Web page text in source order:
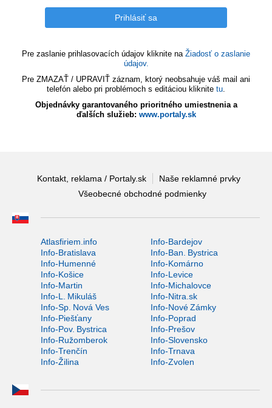
Pre zaslanie prihlasovacích údajov kliknite na Žiadosť o zaslanie
údajov.
Pre ZMAZAŤ / UPRAVIŤ záznam, ktorý neobsahuje váš mail ani
telefón alebo pri problémoch s editáciou kliknite tu.
Objednávky garantovaného prioritného umiestnenia a
ďalších služieb: www.portaly.sk
Kontakt, reklama / Portaly.sk
Naše reklamné prvky
Všeobecné obchodné podmienky
Atlasfiriem.info
Info-Bardejov
Info-Bratislava
Info-Ban. Bystrica
Info-Humenné
Info-Komárno
Info-Košice
Info-Levice
Info-Martin
Info-Michalovce
Info-L. Mikuláš
Info-Nitra.sk
Info-Sp. Nová Ves
Info-Nové Zámky
Info-Piešťany
Info-Poprad
Info-Pov. Bystrica
Info-Prešov
Info-Ružomberok
Info-Slovensko
Info-Trenčín
Info-Trnava
Info-Žilina
Info-Zvolen